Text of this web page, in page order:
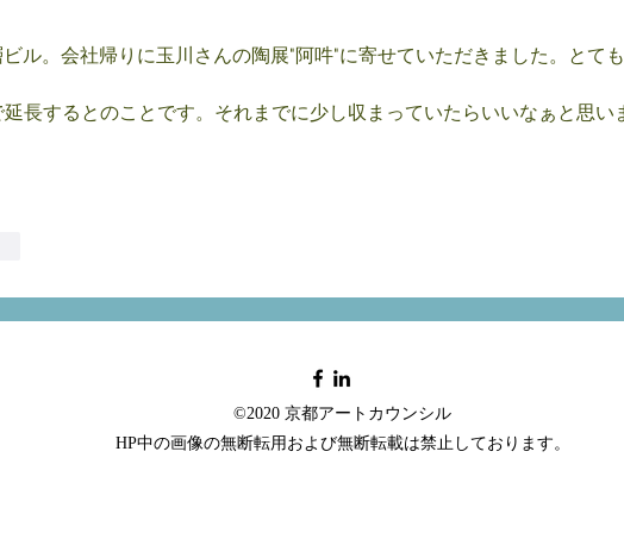
ル。会社帰りに玉川さんの陶展"阿吽"に寄せていただきました。とて
長するとのことです。それまでに少し収まっていたらいいなぁと思い
©2020 京都アートカウンシル
HP中の画像の無断転用および無断転載は禁止しております。